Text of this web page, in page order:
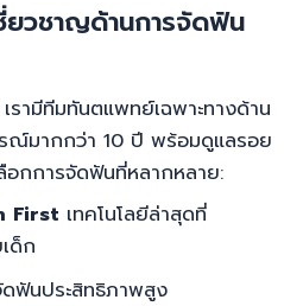
ยวชาญด้านการจัดฟัน
เรามีทีมทันตแพทย์เฉพาะทางด้าน
ณ์มากกว่า 10 ปี พร้อมดูแลรอย
กการจัดฟันที่หลากหลาย:
First เทคโนโลยีล่าสุดที่
ด็ก
ดฟันประสิทธิภาพสูง